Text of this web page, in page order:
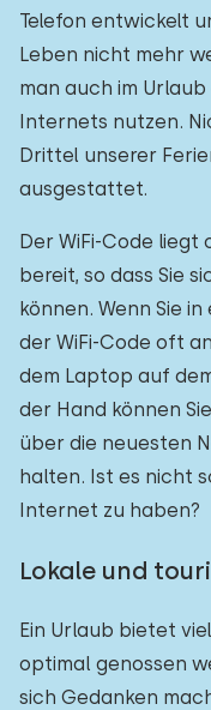
Telefon entwickelt
Leben nicht mehr
man auch im
Internets nutzen.
Drittel unserer
ausgestattet.
Der WiFi-Code liegt
bereit, so dass Sie
können. Wenn Sie
der WiFi-Code oft
dem Laptop auf
der Hand können
über die neuesten
halten. Ist es nicht
Internet zu haben?
Lokale und
Ein Urlaub bietet
optimal genossen
sich Gedanken